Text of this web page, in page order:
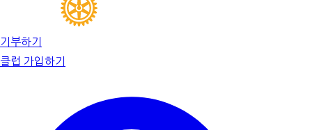
기부하기
클럽 가입하기